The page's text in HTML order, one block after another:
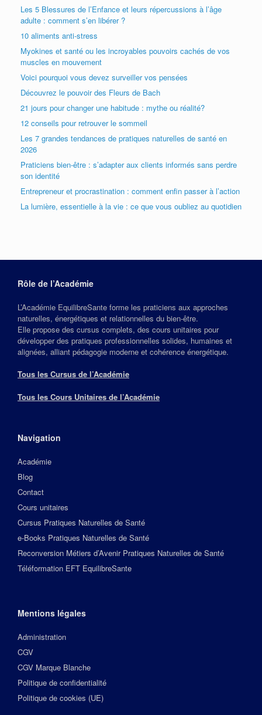
Les 5 Blessures de l’Enfance et leurs répercussions à l’âge
adulte : comment s’en libérer ?
10 aliments anti-stress
Myokines et santé ou les incroyables pouvoirs cachés de vos
muscles en mouvement
Voici pourquoi vous devez surveiller vos pensées
Découvrez le pouvoir des Fleurs de Bach
21 jours pour changer une habitude : mythe ou réalité?
12 conseils pour retrouver le sommeil
Les 7 grandes tendances de pratiques naturelles de santé en
2026
Praticiens bien-être : s’adapter aux clients informés sans perdre
son identité
Entrepreneur et procrastination : comment enfin passer à l’action
La lumière, essentielle à la vie : ce que vous oubliez au quotidien
Rôle de l’Académie
L’Académie EquilibreSante forme les praticiens aux approches
naturelles, énergétiques et relationnelles du bien‑être.
Elle propose des cursus complets, des cours unitaires pour
développer des pratiques professionnelles solides, humaines et
alignées, alliant pédagogie moderne et cohérence énergétique.
Tous les Cursus de l’Académie
Tous les Cours Unitaires de l’Académie
Navigation
Académie
Blog
Contact
Cours unitaires
Cursus Pratiques Naturelles de Santé
e-Books Pratiques Naturelles de Santé
Reconversion Métiers d’Avenir Pratiques Naturelles de Santé
Téléformation EFT EquilibreSante
Mentions légales
Administration
CGV
CGV Marque Blanche
Politique de confidentialité
Politique de cookies (UE)